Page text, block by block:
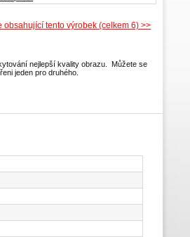
obsahující tento výrobek (celkem 6) >>
nejlepší kvality obrazu. Můžete se
jeden pro druhého.